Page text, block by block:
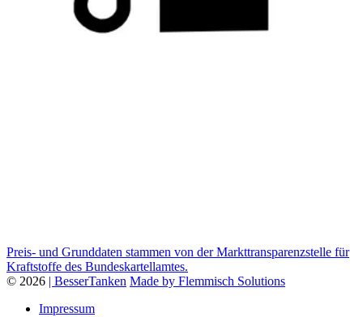
Preis- und Grunddaten stammen von der Markttransparenzstelle für
Kraftstoffe des Bundeskartellamtes.
© 2026 | BesserTanken Made by Flemmisch Solutions
Impressum